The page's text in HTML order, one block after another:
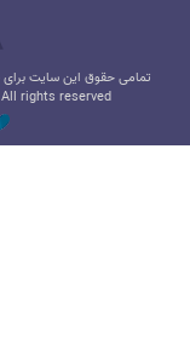
تمامی حقوق این سایت برای
rights reserved